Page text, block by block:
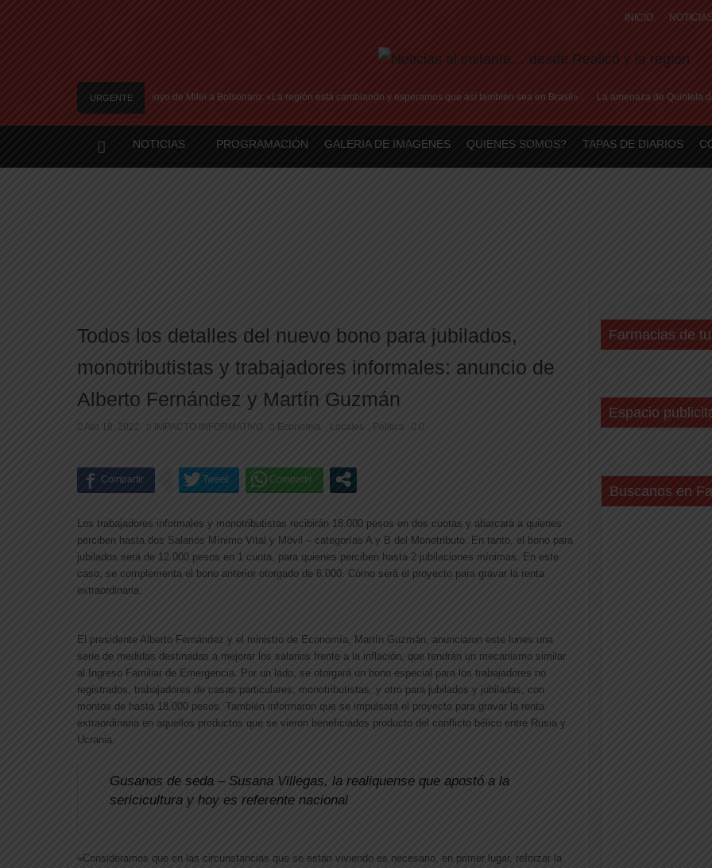
INICIO
URGENTE
el conflicto y ratificó el apoyo de Milei a Bolsonaro: «La región está cambiando y esperamos que así también sea en Brasil» La amenaza de Quintela de
NOTICIAS PROGRAMACIÓN GALERIA DE IMAGENES QUIENES SOMOS? TAPAS DE DIARIOS
Todos los detalles del nuevo bono para jubilados,
monotributistas y trabajadores informales: anuncio de
Alberto Fernández y Martín Guzmán
Abr 18, 2022 IMPACTO INFORMATIVO Economia Locales Politica 0
Los trabajadores informales y monotributistas recibirán 18.000 pesos en dos cuotas y abarcará a quienes
perciben hasta dos Salarios Mínimo Vital y Móvil – categorías A y B del Monotributo. En tanto, el bono para
jubilados será de 12.000 pesos en 1 cuota, para quienes perciben hasta 2 jubilaciones mínimas. En este
caso, se complementa el bono anterior otorgado de 6.000. Cómo será el proyecto para gravar la renta
extraordinaria.
El presidente Alberto Fernández y el ministro de Economía, Martín Guzmán, anunciaron este lunes una
serie de medidas destinadas a mejorar los salarios frente a la inflación, que tendrán un mecanismo similar
al Ingreso Familiar de Emergencia. Por un lado, se otorgará un bono especial para los trabajadores no
registrados, trabajadores de casas particulares, monotributistas, y otro para jubilados y jubiladas, con
montos de hasta 18.000 pesos. También informaron que se impulsará el proyecto para gravar la renta
extraordinaria en aquellos productos que se vieron beneficiados producto del conflicto bélico entre Rusia y
Ucrania.
Gusanos de seda – Susana Villegas, la realiquense que apostó a la
sericicultura y hoy es referente nacional
«Consideramos que en las circunstancias que se están viviendo es necesario, en primer lugar, reforzar la
Farmacias de
Espacio
Buscanos en